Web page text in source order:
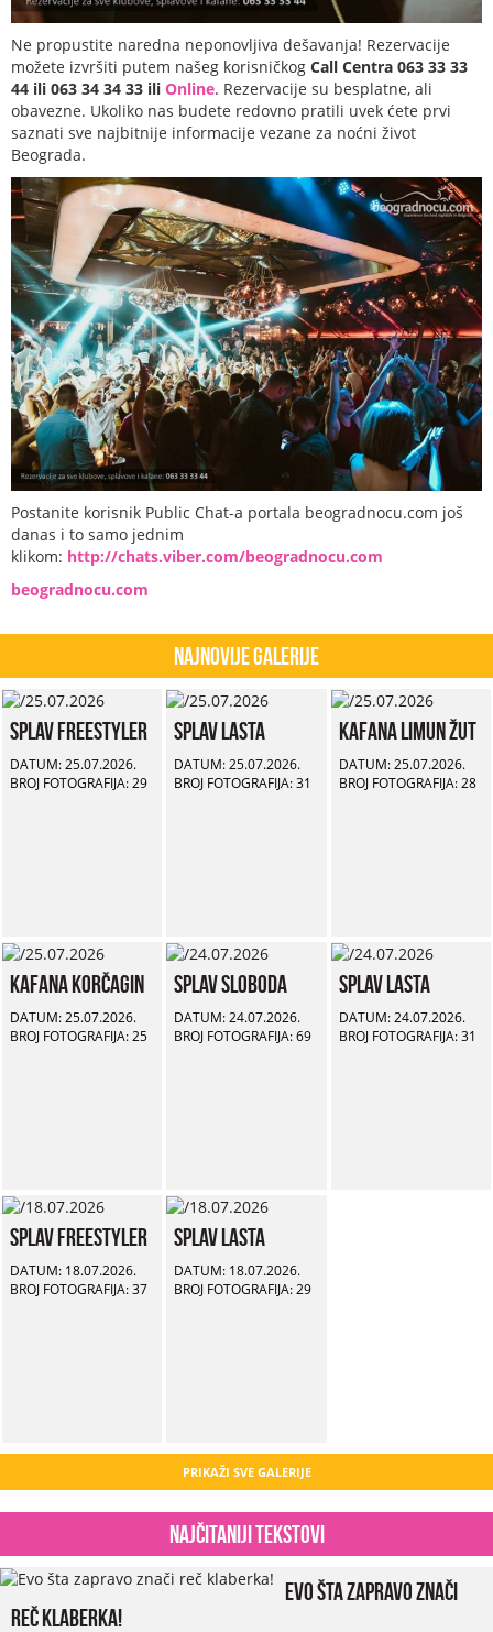
Ne propustite naredna neponovljiva dešavanja! Rezervacije
možete izvršiti putem našeg korisničkog Call Centra 063 33 33
44 ili 063 34 34 33 ili Online. Rezervacije su besplatne, ali
obavezne. Ukoliko nas budete redovno pratili uvek ćete prvi
saznati sve najbitnije informacije vezane za noćni život
Beograda.
Postanite korisnik Public Chat-a portala beogradnocu.com još
danas i to samo jednim
klikom: http://chats.viber.com/beogradnocu.com
beogradnocu.com
Najnovije Galerije
Splav Freestyler
DATUM: 25.07.2026.
BROJ FOTOGRAFIJA: 29
Splav Lasta
DATUM: 25.07.2026.
BROJ FOTOGRAFIJA: 31
Kafana Limun Žut
DATUM: 25.07.2026.
BROJ FOTOGRAFIJA: 28
Kafana Korčagin
DATUM: 25.07.2026.
BROJ FOTOGRAFIJA: 25
Splav Sloboda
DATUM: 24.07.2026.
BROJ FOTOGRAFIJA: 69
Splav Lasta
DATUM: 24.07.2026.
BROJ FOTOGRAFIJA: 31
Splav Freestyler
DATUM: 18.07.2026.
BROJ FOTOGRAFIJA: 37
Splav Lasta
DATUM: 18.07.2026.
BROJ FOTOGRAFIJA: 29
PRIKAŽI SVE GALERIJE
Najčitaniji tekstovi
Evo šta zapravo znači
reč klaberka!